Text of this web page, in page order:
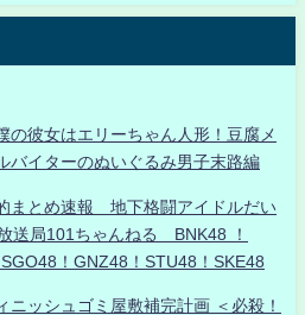
彼女はエリーちゃん人形！豆腐メ
バイターのぬいぐるみ男子末路編
まとめ速報 地下格闘アイドルだい
送局101ちゃんねる BNK48 ！
！GNZ48！STU48！SKE48
ニッシュゴミ屋敷補完計画 ＜必殺！